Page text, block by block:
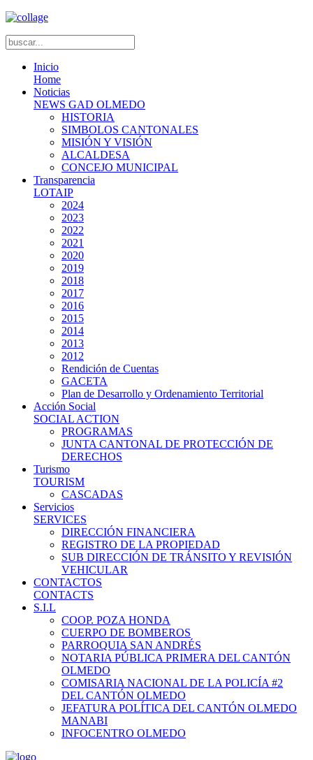
Inicio
Home
Noticias
NEWS GAD OLMEDO
HISTORIA
SIMBOLOS CANTONALES
MISIÓN Y VISIÓN
ALCALDESA
CONCEJO MUNICIPAL
Transparencia
LOTAIP
2024
2023
2022
2021
2020
2019
2018
2017
2016
2015
2014
2013
2012
Rendición de Cuentas
GACETA
Plan de Desarrollo y Ordenamiento Territorial
Acción Social
SOCIAL ACTION
PROGRAMAS
JUNTA CANTONAL DE PROTECCIÓN DE
DERECHOS
Turismo
TOURISM
CASCADAS
Servicios
SERVICES
DIRECCIÓN FINANCIERA
REGISTRO DE LA PROPIEDAD
SUB DIRECCIÓN DE TRÁNSITO Y REVISIÓN
VEHICULAR
CONTACTOS
CONTACTS
S.I.L
COOP. POZA HONDA
CUERPO DE BOMBEROS
PARROQUIA SAN ANDRÉS
NOTARIA PÚBLICA PRIMERA DEL CANTÓN
OLMEDO
COMISARIA NACIONAL DE LA POLICÍA #2
DEL CANTÓN OLMEDO
JEFATURA POLÍTICA DEL CANTÓN OLMEDO
MANABI
INFOCENTRO OLMEDO